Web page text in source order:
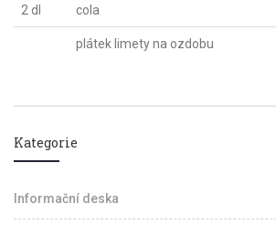
2 dl cola
plátek limety na ozdobu
Kategorie
Informační deska